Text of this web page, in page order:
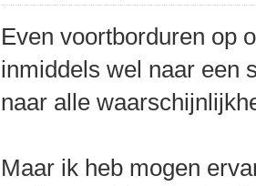
Even voortborduren op
inmiddels wel naar een
naar alle
Maar ik heb mogen